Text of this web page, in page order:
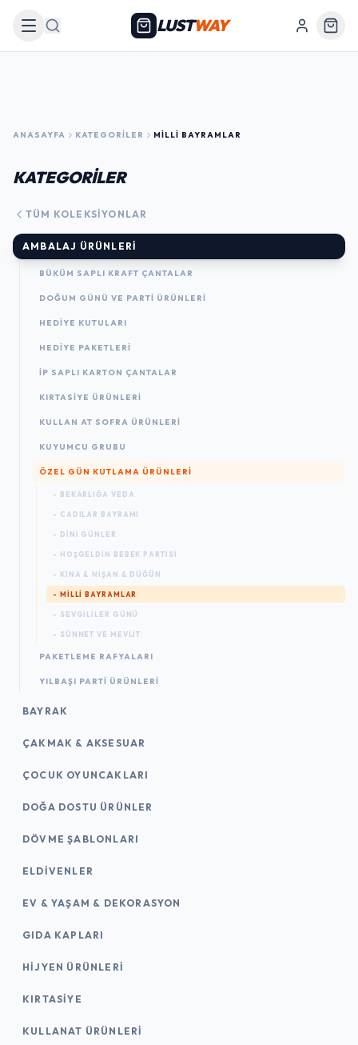
Arama LUSTWAY
ANASAYFA KATEGORILER MILLI BAYRAMLAR
KATEGORİLER
TÜM KOLEKSIYONLAR
AMBALAJ ÜRÜNLERI
BÜKÜM SAPLI KRAFT ÇANTALAR
DOĞUM GÜNÜ VE PARTI ÜRÜNLERI
HEDIYE KUTULARI
HEDIYE PAKETLERI
İP SAPLI KARTON ÇANTALAR
KIRTASIYE ÜRÜNLERI
KULLAN AT SOFRA ÜRÜNLERI
KUYUMCU GRUBU
ÖZEL GÜN KUTLAMA ÜRÜNLERI
- BEKARLIĞA VEDA
- CADILAR BAYRAMI
- DINI GÜNLER
- HOŞGELDIN BEBEK PARTISI
- KINA & NIŞAN & DÜĞÜN
- MILLI BAYRAMLAR
- SEVGILILER GÜNÜ
- SÜNNET VE MEVLIT
PAKETLEME RAFYALARI
YILBAŞI PARTI ÜRÜNLERI
BAYRAK
ÇAKMAK & AKSESUAR
ÇOCUK OYUNCAKLARI
DOĞA DOSTU ÜRÜNLER
DÖVME ŞABLONLARI
ELDIVENLER
EV & YAŞAM & DEKORASYON
GIDA KAPLARI
HIJYEN ÜRÜNLERI
KIRTASİYE
KULLANAT ÜRÜNLERI